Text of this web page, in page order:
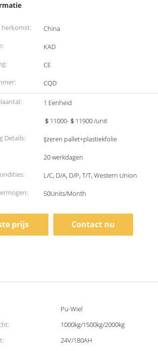
herkomst:
China
KAD
CE
CQD
1 Eenheid
＄11000-＄11900 /unit
Details:
IJzeren pallet+plastiekfolie
20 werkdagen
L/C, D/A, D/P, T/T, Western Union
50Units/Month
prijs Contact nu
Pu-Wiel
1000kg/1500kg/2000kg
24V/180AH